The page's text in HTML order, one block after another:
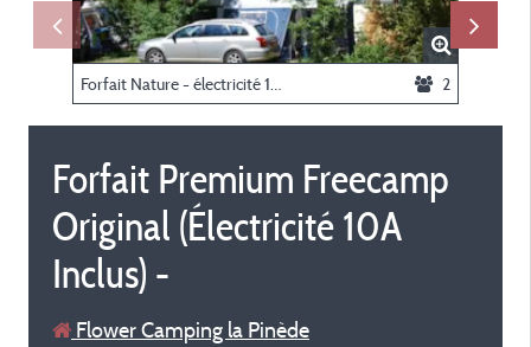
2
Forfait Premium Freecamp
Original (Électricité 10A
Inclus) -
Flower Camping la Pinède